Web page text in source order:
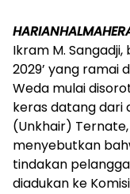
Ikram M.
2029’ yang ramai
Weda mulai
keras datang dari
(Unkhair)
menyebutkan
tindakan
diadukan ke